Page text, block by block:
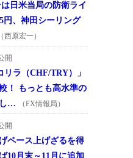
日米当局の防衛ライ
円、神田シーリング
（西原宏一）
開
ラ（CHF/TRY）」
！ もっとも高水準の
し…
（FX情報局）
開
ペース上げざるを得
10月末～11月に追加